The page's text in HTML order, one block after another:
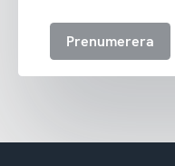
att
Prenumerera